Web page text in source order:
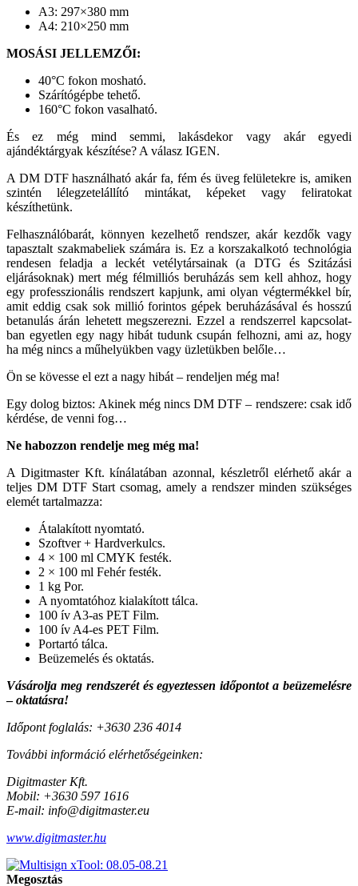
A3: 297×380 mm
A4: 210×250 mm
MOSÁSI JELLEMZŐI:
40°C fokon mosható.
Szárítógépbe tehető.
160°C fokon vasalható.
És ez még mind semmi, lakásdekor vagy akár egyedi
ajándéktárgyak készítése? A válasz IGEN.
A DM DTF használható akár fa, fém és üveg felületek­re is, amiken
szintén lélegzetelállító mintákat, képeket vagy feliratokat
készíthetünk.
Felhasználóbarát, könnyen kezelhető rendszer, akár kezdők vagy
tapasztalt szakmabeliek számára is. Ez a korszakalkotó technológia
rendesen feladja a leckét vetélytársainak (a DTG és Szitázási
eljárások­nak) mert még félmilliós beruházás sem kell ahhoz, hogy
egy professzionális rendszert kapjunk, ami olyan végtermékkel bír,
amit eddig csak sok millió fo­rintos gépek beruházásával és hosszú
betanulás árán lehetett megszerezni. Ezzel a rendszerrel kapcsolat­
ban egyetlen egy nagy hibát tudunk csupán felhozni, ami az, hogy
ha még nincs a műhelyükben vagy üzle­tükben belőle…
Ön se kövesse el ezt a nagy hibát – rendeljen még ma!
Egy dolog biztos: Akinek még nincs DM DTF – rendszere: csak idő
kérdé­se, de venni fog…
Ne habozzon rendelje meg még ma!
A Digitmaster Kft. kínálatában azonnal, készletről elér­hető akár a
teljes DM DTF Start csomag, amely a rend­szer minden szükséges
elemét tartalmazza:
Átalakított nyomtató.
Szoftver + Hardverkulcs.
4 × 100 ml CMYK festék.
2 × 100 ml Fehér festék.
1 kg Por.
A nyomtatóhoz kialakított tálca.
100 ív A3-as PET Film.
100 ív A4-es PET Film.
Portartó tálca.
Beüzemelés és oktatás.
Vásárolja meg rendszerét és egyeztessen időpontot a beüzemelésre
–oktatásra!
Időpont foglalás: +3630 236 4014
További információ elérhetőségeinken:
Digitmaster Kft.
Mobil: +3630 597 1616
E-mail: info@digitmaster.eu
www.digitmaster.hu
Megosztás